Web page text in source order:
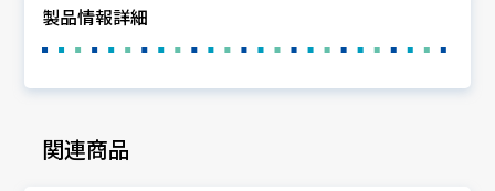
製品情報詳細
関連商品